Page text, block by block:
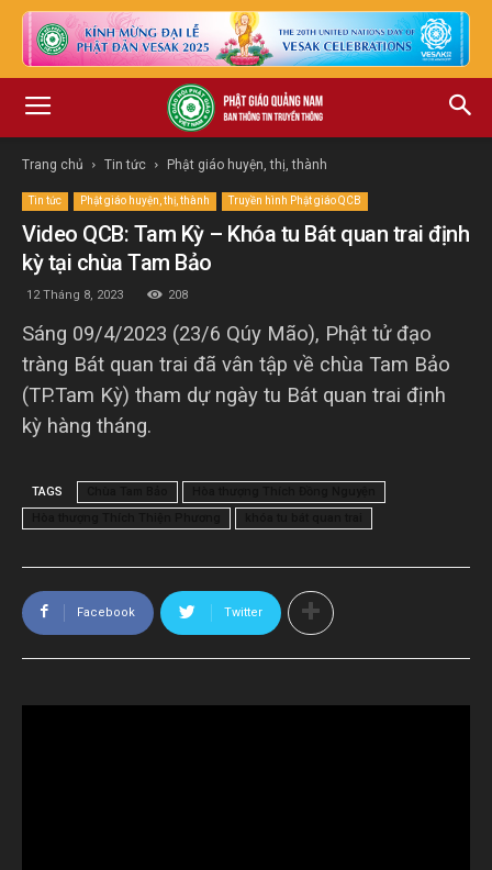
Trang chủ Tin tức Phật giáo huyện, thị, thành
Tin tức Phật giáo huyện, thị, thành Truyền hình Phật giáo QCB
Video QCB: Tam Kỳ – Khóa tu Bát quan trai định
kỳ tại chùa Tam Bảo
12 Tháng 8, 2023 208
Sáng 09/4/2023 (23/6 Qúy Mão), Phật tử đạo
tràng Bát quan trai đã vân tập về chùa Tam Bảo
(TP.Tam Kỳ) tham dự ngày tu Bát quan trai định
kỳ hàng tháng.
TAGS
Facebook Twitter